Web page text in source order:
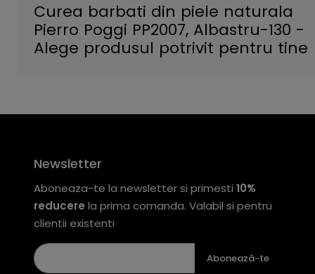
Curea barbati din piele naturala
Pierro Poggi PP2007, Albastru-130 -
Alege produsul potrivit pentru tine
Newsletter
Aboneaza-te la newsletter si primesti 10%
reducere la prima comanda. Valabil si pentru
clientii existenti
Abonează-te